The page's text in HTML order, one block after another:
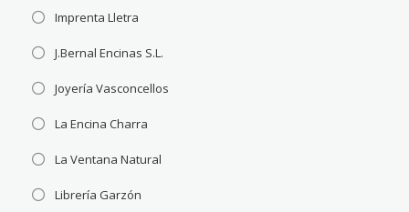
Imprenta Lletra
J.Bernal Encinas S.L.
Joyería Vasconcellos
La Encina Charra
La Ventana Natural
Librería Garzón